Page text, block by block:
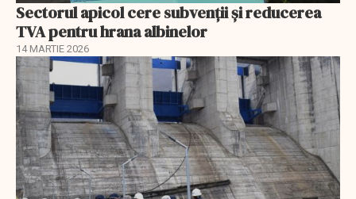
Sectorul apicol cere subvenții și reducerea
TVA pentru hrana albinelor
14 MARTIE 2026
EXCLUSIV